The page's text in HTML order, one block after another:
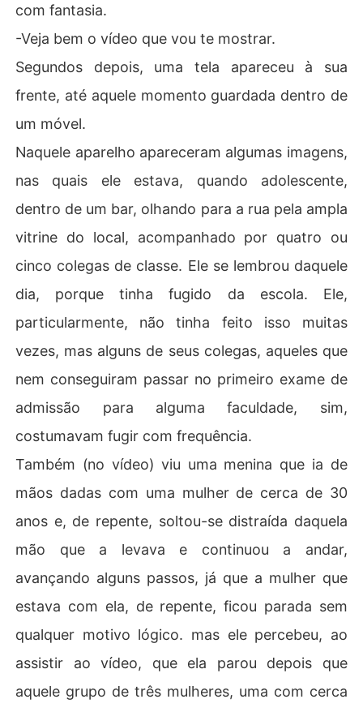
com fantasia.
-Veja bem o vídeo que vou te mostrar.
Segundos depois, uma tela apareceu à sua
frente, até aquele momento guardada dentro de
um móvel.
Naquele aparelho apareceram algumas imagens,
nas quais ele estava, quando adolescente,
dentro de um bar, olhando para a rua pela ampla
vitrine do local, acompanhado por quatro ou
cinco colegas de classe. Ele se lembrou daquele
dia, porque tinha fugido da escola. Ele,
particularmente, não tinha feito isso muitas
vezes, mas alguns de seus colegas, aqueles que
nem conseguiram passar no primeiro exame de
admissão para alguma faculdade, sim,
costumavam fugir com frequência.
Também (no vídeo) viu uma menina que ia de
mãos dadas com uma mulher de cerca de 30
anos e, de repente, soltou-se distraída daquela
mão que a levava e continuou a andar,
avançando alguns passos, já que a mulher que
estava com ela, de repente, ficou parada sem
qualquer motivo lógico. mas ele percebeu, ao
assistir ao vídeo, que ela parou depois que
aquele grupo de três mulheres, uma com cerca